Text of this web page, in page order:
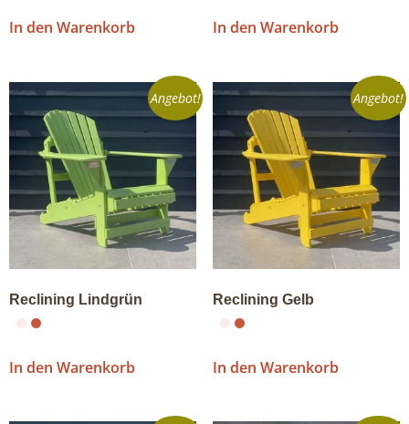
In den Warenkorb In den Warenkorb
Angebot!
Reclining Lindgrün
In den Warenkorb
Angebot!
Reclining Gelb
In den Warenkorb